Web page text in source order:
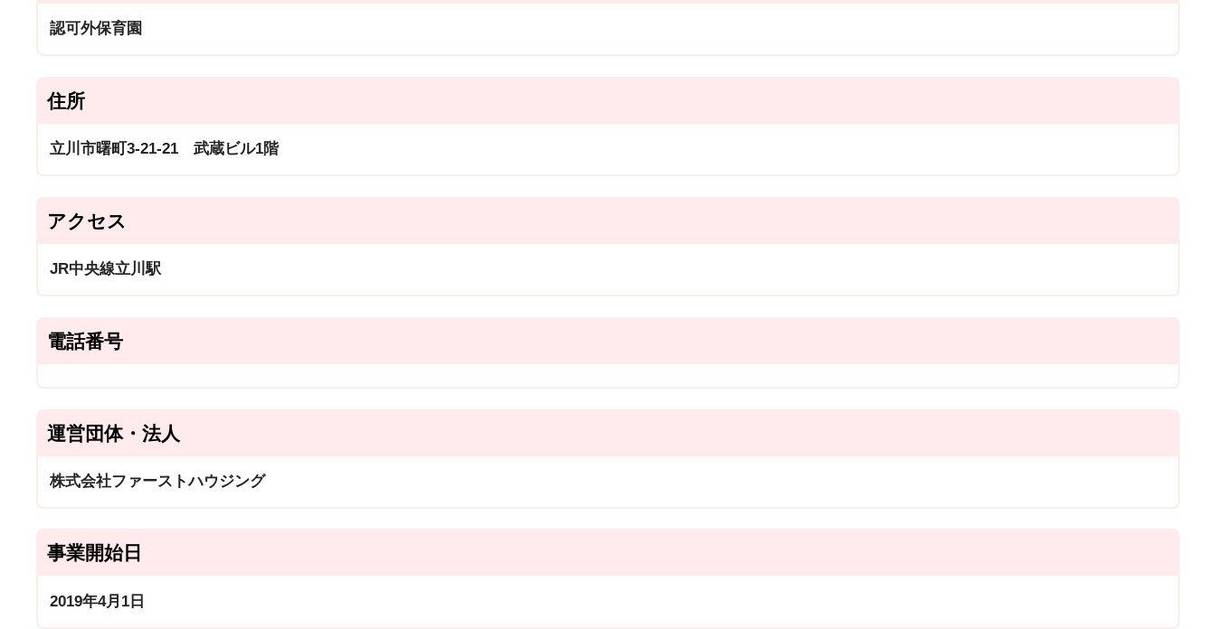
認可外保育園
住所
立川市曙町3-21-21 武蔵ビル1階
アクセス
JR中央線立川駅
電話番号
運営団体・法人
株式会社ファーストハウジング
事業開始日
2019年4月1日